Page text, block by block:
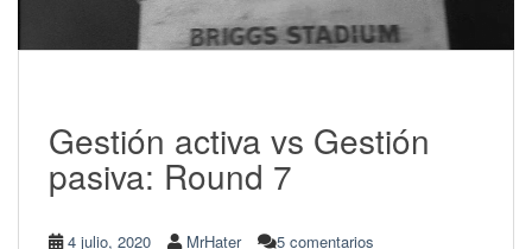
Gestión activa vs Gestión
pasiva: Round 7
4 julio, 2020 MrHater 5 comentarios